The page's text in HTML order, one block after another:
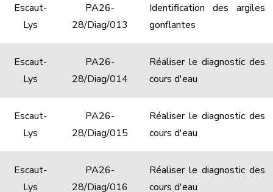
Escaut-
Lys
PA26-
28/Diag/013
Identification des argiles
gonflantes
Escaut-
Lys
PA26-
28/Diag/014
Réaliser le diagnostic des
cours d'eau
Escaut-
Lys
PA26-
28/Diag/015
Réaliser le diagnostic des
cours d'eau
Escaut-
Lys
PA26-
28/Diag/016
Réaliser le diagnostic des
cours d'eau